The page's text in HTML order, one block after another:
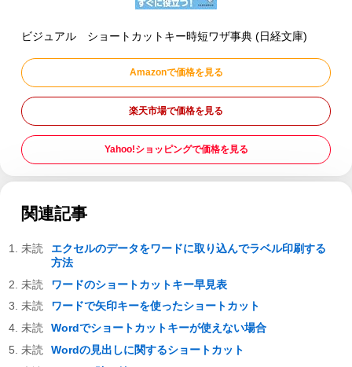
ビジュアル ショートカットキー時短ワザ事典 (日経文庫)
Amazonで価格を見る
楽天市場で価格を見る
Yahoo!ショッピングで価格を見る
関連記事
エクセルのデータをワードに取り込んでラベル印刷する
方法
ワードのショートカットキー早見表
ワードで矢印キーを使ったショートカット
Wordでショートカットキーが使えない場合
Wordの見出しに関するショートカット